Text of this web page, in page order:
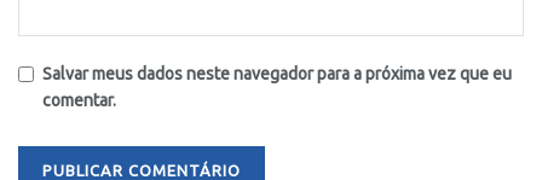
Salvar meus dados neste navegador para a próxima vez que eu
comentar.